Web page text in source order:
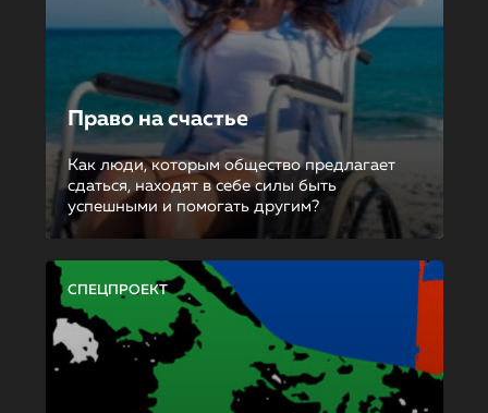
Право на счастье
Как люди, которым общество предлагает
сдаться, находят в себе силы быть
успешными и помогать другим?
СПЕЦПРОЕКТ